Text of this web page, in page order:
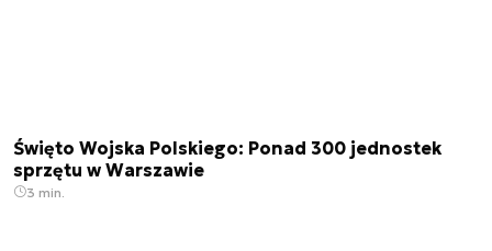
Święto Wojska Polskiego: Ponad 300 jednostek
sprzętu w Warszawie
3 min.